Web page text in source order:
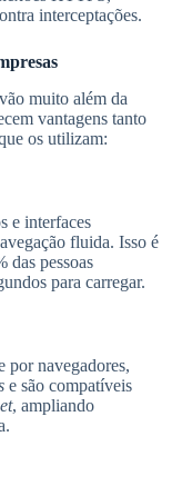
interceptações.
vão muito além da
vantagens tanto
os utilizam:
e interfaces
fluida. Isso é
das pessoas
para carregar.
por navegadores,
e são compatíveis
, ampliando